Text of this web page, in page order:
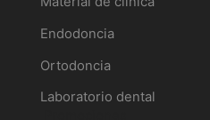
Endodoncia
Ortodoncia
Laboratorio dental